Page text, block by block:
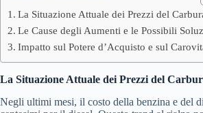
La Situazione Attuale dei Prezzi del
Le Cause degli Aumenti e le Possibili
Impatto sul Potere d’Acquisto e sul
La Situazione Attuale dei Prezzi del
Negli ultimi mesi, il costo della benzina e del